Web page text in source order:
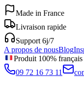
Made in France
Livraison rapide
Support 6j/7
A propos de nousBlog
Produit 100% français
09 72 16 73 11